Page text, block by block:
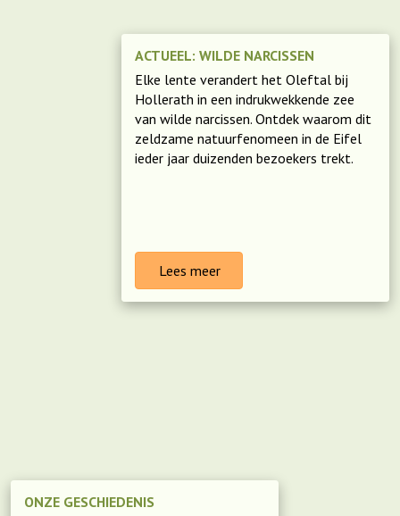
ACTUEEL: WILDE NARCISSEN
Elke lente verandert het Oleftal bij
Hollerath in een indrukwekkende zee
van wilde narcissen. Ontdek waarom dit
zeldzame natuurfenomeen in de Eifel
ieder jaar duizenden bezoekers trekt.
Lees meer
ONZE GESCHIEDENIS